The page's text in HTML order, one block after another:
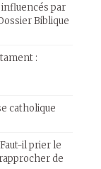
par
Biblique
:
catholique
il prier le
de